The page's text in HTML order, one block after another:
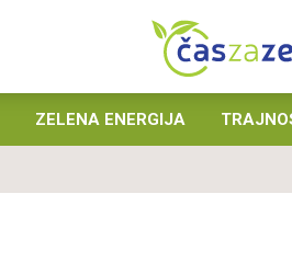
ZELENA ENERGIJA